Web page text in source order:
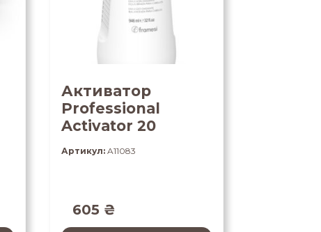
Активатор
Professional
Activator 20
Артикул:A11083
605 ₴